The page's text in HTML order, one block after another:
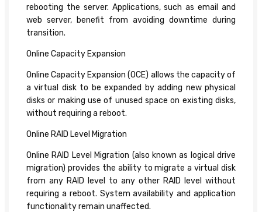
rebooting the server. Applications, such as email and
web server, benefit from avoiding downtime during
transition.
Online Capacity Expansion
Online Capacity Expansion (OCE) allows the capacity of
a virtual disk to be expanded by adding new physical
disks or making use of unused space on existing disks,
without requiring a reboot.
Online RAID Level Migration
Online RAID Level Migration (also known as logical drive
migration) provides the ability to migrate a virtual disk
from any RAID level to any other RAID level without
requiring a reboot. System availability and application
functionality remain unaffected.